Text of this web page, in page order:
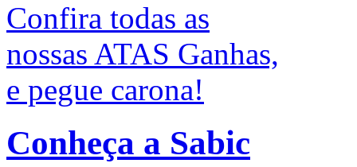
Confira todas as
nossas ATAS Ganhas,
e pegue carona!
Conheça a Sabic